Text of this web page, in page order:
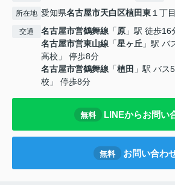
所在地 愛知県名古屋市天白区植田東１丁
交通 名古屋市営鶴舞線 「原 」駅 徒歩16
名古屋市営東山線 「星ヶ丘 」駅 バ
高校」 停歩8分
名古屋市営鶴舞線 「植田 」駅 バス
校」 停歩8分
無料 LINEからお問い
無料 お問い合わ